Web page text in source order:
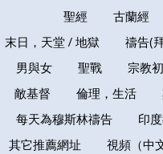
聖經
古蘭經
末日，天堂 / 地獄
禱告(
男與女
聖戰 宗教
敵基督
倫理，生活
每天為穆斯林禱告
印
其它推薦網址
視頻（中